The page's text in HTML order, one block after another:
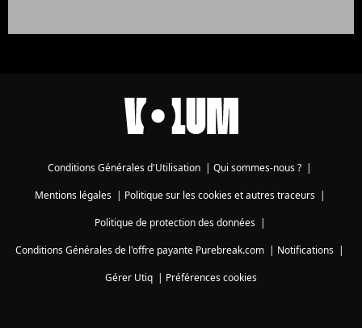
Conditions Générales d'Utilisation | Qui sommes-nous ? |
Mentions légales| Politique sur les cookies et autres traceurs|
Politique de protection des données|
Conditions Générales de l'offre payante Purebreak.com | Notifications |
Gérer Utiq | Préférences cookies